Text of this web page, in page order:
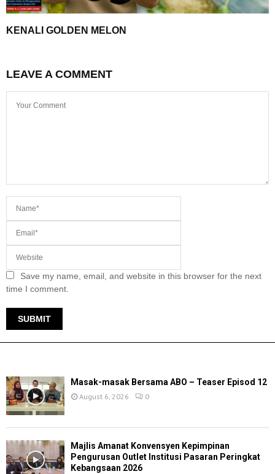
KENALI GOLDEN MELON
LEAVE A COMMENT
Save my name, email, and website in this browser for the next
time I comment.
Masak-masak Bersama ABO – Teaser Episod 12
August 6, 2026 0
Majlis Amanat Konvensyen Kepimpinan
Pengurusan Outlet Institusi Pasaran Peringkat
Kebangsaan 2026